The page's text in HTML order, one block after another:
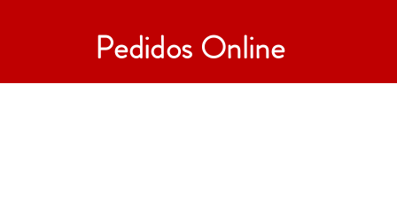
Pedidos Online